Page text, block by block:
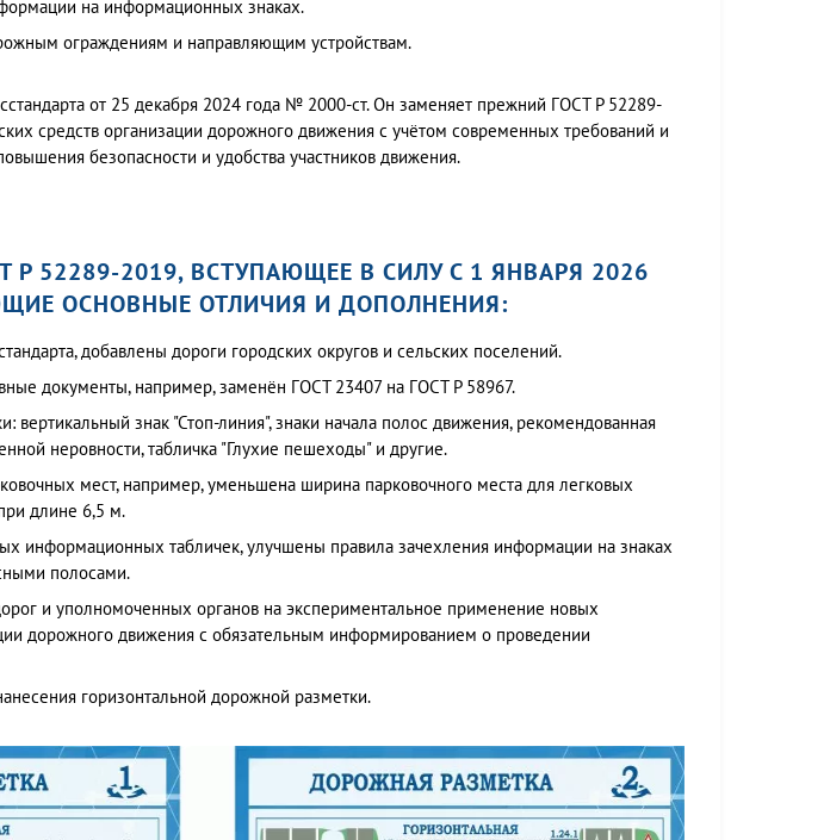
на информационных знаках.
ограждениям и направляющим устройствам.
от 25 декабря 2024 года № 2000-ст. Он заменяет прежний ГОСТ Р 52289-
средств организации дорожного движения с учётом современных требований и
безопасности и удобства участников движения.
52289-2019, ВСТУПАЮЩЕЕ В СИЛУ С 1 ЯНВАРЯ 2026
ОСНОВНЫЕ ОТЛИЧИЯ И ДОПОЛНЕНИЯ:
добавлены дороги городских округов и сельских поселений.
документы, например, заменён ГОСТ 23407 на ГОСТ Р 58967.
знак "Стоп-линия", знаки начала полос движения, рекомендованная
неровности, табличка "Глухие пешеходы" и другие.
мест, например, уменьшена ширина парковочного места для легковых
длине 6,5 м.
информационных табличек, улучшены правила зачехления информации на знаках
полосами.
и уполномоченных органов на экспериментальное применение новых
дорожного движения с обязательным информированием о проведении
горизонтальной дорожной разметки.